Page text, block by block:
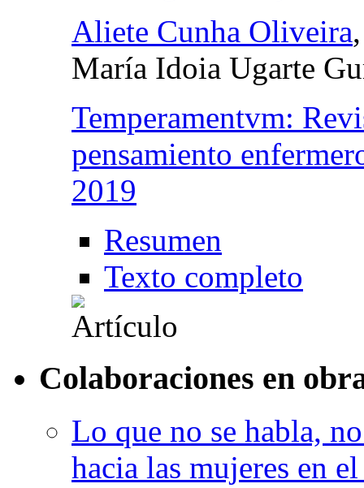
Aliete Cunha Oliveira
María Idoia Ugarte
Temperamentvm:
pensamiento
2019
Resumen
Texto completo
Colaboraciones en
Lo que no se habla,
hacia las mujeres en